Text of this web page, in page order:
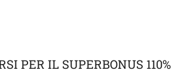
PER IL SUPERBONUS 110%